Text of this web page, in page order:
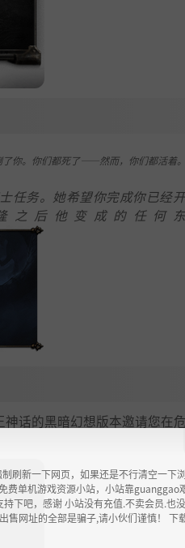
你。你们都死了——然而，你们都活着。
任务。她希望你完成你已经
后他变成的任何东
话的黑暗幻想版本邀请您在
刷新一下网页，如果还是不行清空一下
费单机游戏资源小站，小站靠guanggao
下吧，感谢 小站没有充值.不卖会员.也
售网址的全部是骗子,请小伙们谨慎！ 下